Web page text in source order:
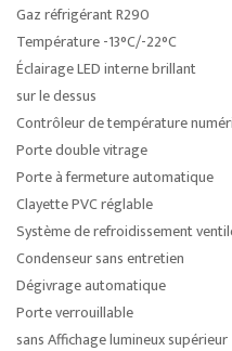
Gaz réfrigérant R290
Température -13°C/-22°C
Éclairage LED interne brillant
sur le dessus
Contrôleur de température
Porte double vitrage
Porte à fermeture automatique
Clayette PVC réglable
Système de refroidissement
Condenseur sans entretien
Dégivrage automatique
Porte verrouillable
sans Affichage lumineux supérieur